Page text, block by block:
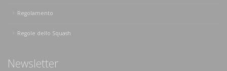
Regolamento
Regole dello Squash
Newsletter